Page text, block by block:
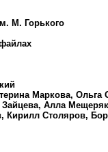
М. Горького
Маркова,
Алла
Столяров,